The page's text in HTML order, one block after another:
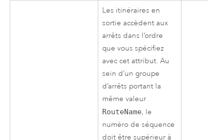
Les itinéraires en
sortie accèdent aux
arrêts dans l’ordre
que vous spécifiez
avec cet attribut. Au
sein d’un groupe
d’arrêts portant la
même valeur
RouteName, le
numéro de séquence
doit être supérieur à